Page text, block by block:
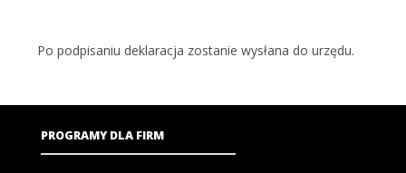
Po podpisaniu deklaracja zostanie wysłana do urzędu.
PROGRAMY DLA FIRM